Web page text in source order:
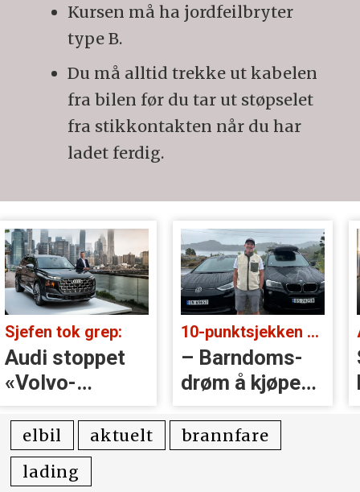
Kursen må ha jordfeilbryter
type B.
Du må alltid trekke ut kabelen
fra bilen før du tar ut støpselet
fra stikkontakten når du har
ladet ferdig.
Sjefen tok grep:
Audi stoppet
«Volvo-
håndtak» rett
før lansering
10-punktsjekken med Christian Paasche:
– Barndoms­
drøm å kjøpe
BMW
elbil aktuelt
brannfare
lading